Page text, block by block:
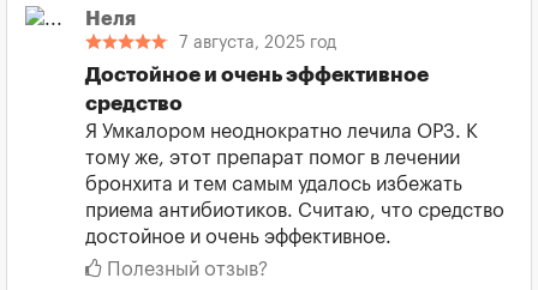
Неля
7 августа, 2025 год
Достойное и очень эффективное
средство
Я Умкалором неоднократно лечила ОРЗ. К
тому же, этот препарат помог в лечении
бронхита и тем самым удалось избежать
приема антибиотиков. Считаю, что средство
достойное и очень эффективное.
Полезный отзыв?